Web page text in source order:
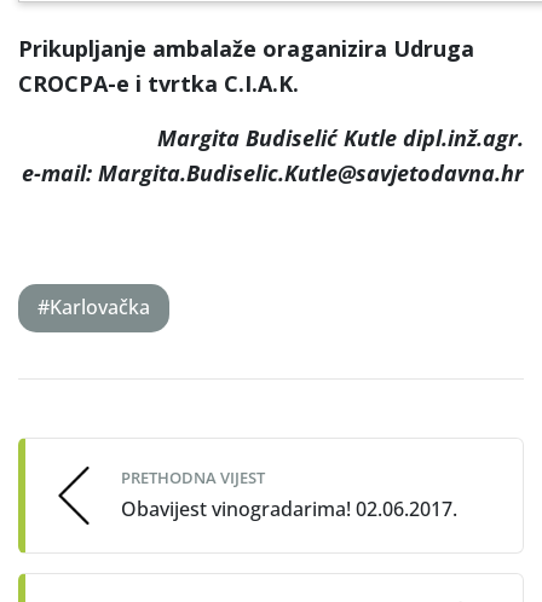
Prikupljanje ambalaže oraganizira Udruga
CROCPA-e i tvrtka C.I.A.K.
Margita Budiselić Kutle dipl.inž.agr.
e-mail: Margita.Budiselic.Kutle@savjetodavna.hr
#Karlovačka
navigation
PRETHODNA VIJEST
Obavijest vinogradarima! 02.06.2017.